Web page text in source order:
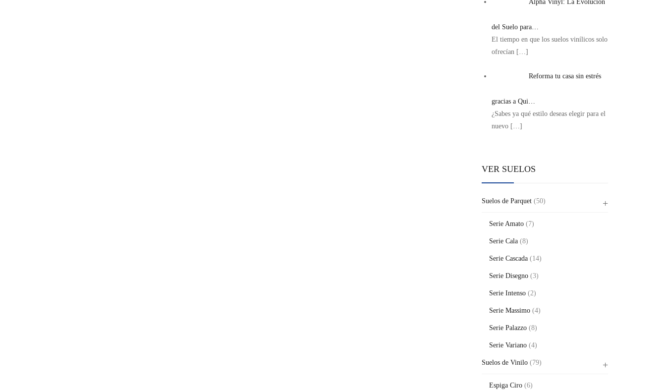
Alpha Vinyl: La Evolución
del Suelo para…
El tiempo en que los suelos vinílicos solo
ofrecían […]
Reforma tu casa sin estrés
gracias a Qui…
¿Sabes ya qué estilo deseas elegir para el
nuevo […]
VER SUELOS
Suelos de Parquet (50)
Serie Amato (7)
Serie Cala (8)
Serie Cascada (14)
Serie Disegno (3)
Serie Intenso (2)
Serie Massimo (4)
Serie Palazzo (8)
Serie Variano (4)
Suelos de Vinilo (79)
Espiga Ciro (6)